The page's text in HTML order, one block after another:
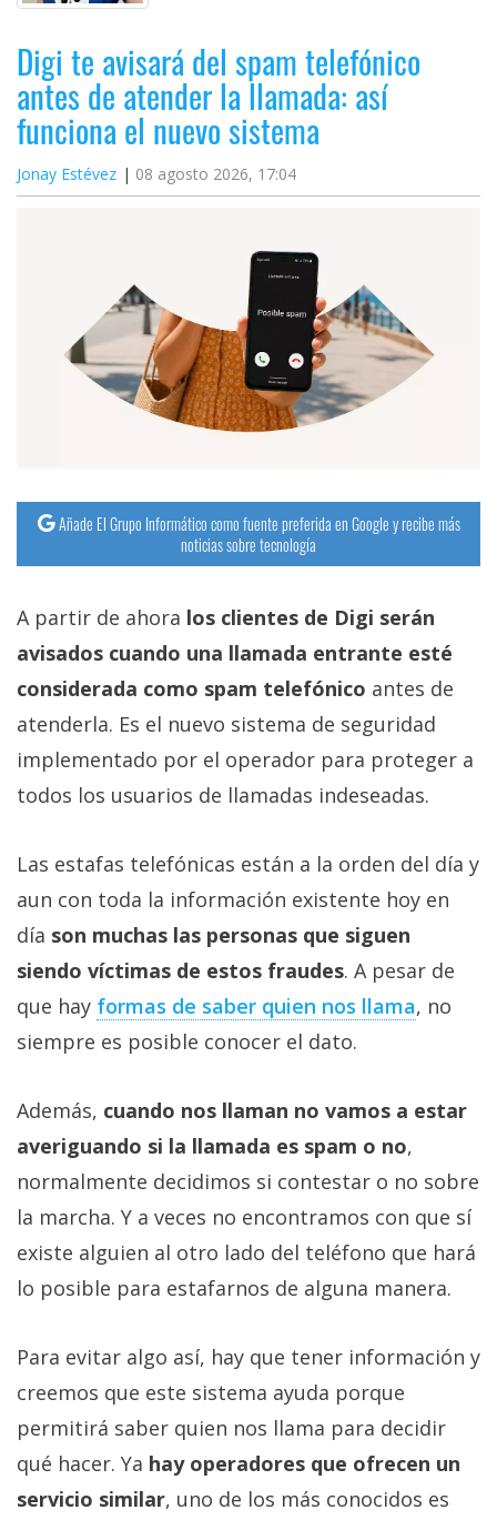
Digi te avisará del spam telefónico
antes de atender la llamada: así
funciona el nuevo sistema
Jonay Estévez 08 agosto 2026, 17:04
Añade El Grupo Informático como fuente preferida en Google y recibe más
noticias sobre tecnología
A partir de ahora los clientes de Digi serán
avisados cuando una llamada entrante esté
considerada como spam telefónico antes de
atenderla. Es el nuevo sistema de seguridad
implementado por el operador para proteger a
todos los usuarios de llamadas indeseadas.
Las estafas telefónicas están a la orden del día y
aun con toda la información existente hoy en
día son muchas las personas que siguen
siendo víctimas de estos fraudes. A pesar de
que hay formas de saber quien nos llama, no
siempre es posible conocer el dato.
Además, cuando nos llaman no vamos a estar
averiguando si la llamada es spam o no,
normalmente decidimos si contestar o no sobre
la marcha. Y a veces no encontramos con que sí
existe alguien al otro lado del teléfono que hará
lo posible para estafarnos de alguna manera.
Para evitar algo así, hay que tener información y
creemos que este sistema ayuda porque
permitirá saber quien nos llama para decidir
qué hacer. Ya hay operadores que ofrecen un
servicio similar, uno de los más conocidos es